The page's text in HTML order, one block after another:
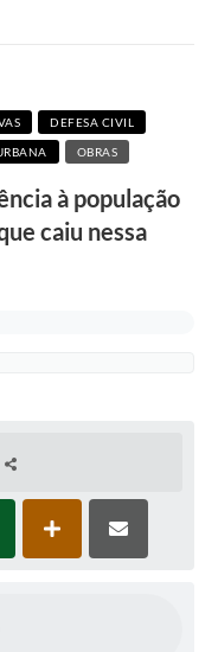
DEFESA CIVIL
OBRAS
à população
caiu nessa